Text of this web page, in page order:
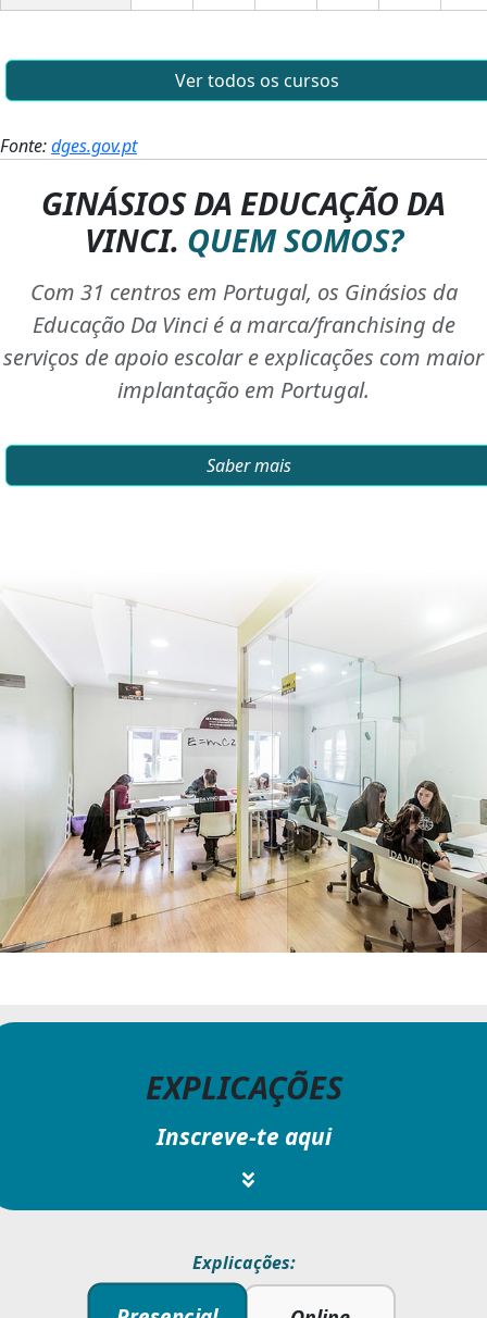
Ver todos os cursos
Fonte:dges.gov.pt
GINÁSIOS DA EDUCAÇÃO DA
VINCI. QUEM SOMOS?
Com 31 centros em Portugal, os Ginásios da
Educação Da Vinci é a marca/franchising de
serviços de apoio escolar e explicações com maior
implantação em Portugal.
Saber mais
EXPLICAÇÕES
Inscreve-te aqui
Explicações: